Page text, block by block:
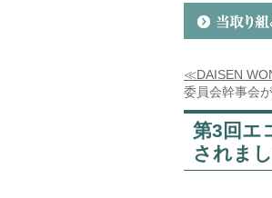
≪DAISEN
委員会幹事会
第3回エ
されま